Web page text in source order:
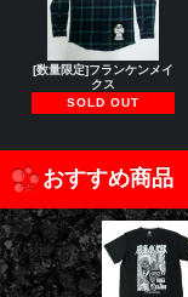
[数量限定]フランケンメイ
クス
SOLD OUT
おすすめ商品